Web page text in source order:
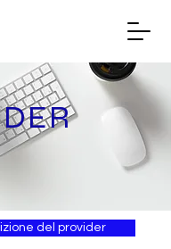
del provider